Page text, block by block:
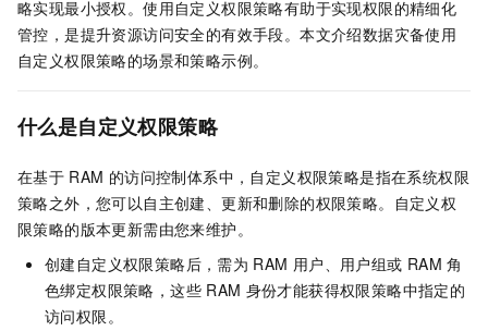
略实现最小授权。使用自定义权限策略有助于实现权限的精细化
管控，是提升资源访问安全的有效手段。本文介绍数据灾备使用
自定义权限策略的场景和策略示例。
什么是自定义权限策略
在基于 RAM 的访问控制体系中，自定义权限策略是指在系统权限
策略之外，您可以自主创建、更新和删除的权限策略。自定义权
限策略的版本更新需由您来维护。
创建自定义权限策略后，需为 RAM 用户、用户组或 RAM 角
色绑定权限策略，这些 RAM 身份才能获得权限策略中指定的
访问权限。